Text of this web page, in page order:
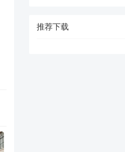
推荐下载